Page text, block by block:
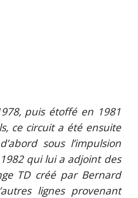
puis étoffé en 1981
ce circuit a été ensuite
sous l’impulsion
qui lui a adjoint des
TD créé par Bernard
lignes provenant